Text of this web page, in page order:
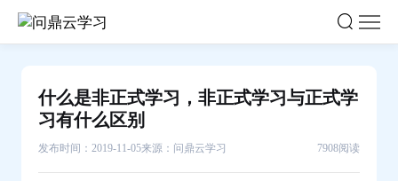
什么是非正式学习，非正式学习与正式学
习有什么区别
发布时间：2019-11-05来源：问鼎云学习 7908阅读